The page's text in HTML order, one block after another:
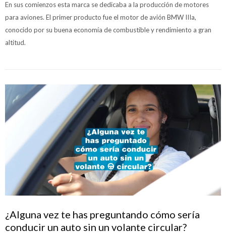
En sus comienzos esta marca se dedicaba a la producción de motores
para aviones. El primer producto fue el motor de avión BMW IIIa,
conocido por su buena economía de combustible y rendimiento a gran
altitud.
¿Alguna vez te has preguntando cómo sería
conducir un auto sin un volante circular?